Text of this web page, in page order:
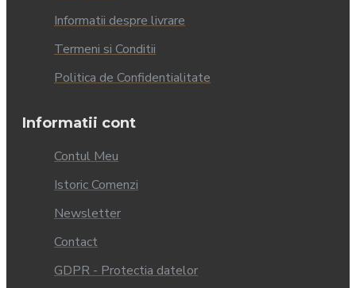
Informatii despre livrare
Termeni si Conditii
Politica de Confidentialitate
Informatii cont
Contul Meu
Istoric Comenzi
Newsletter
Contact
GDPR - Protectia datelor